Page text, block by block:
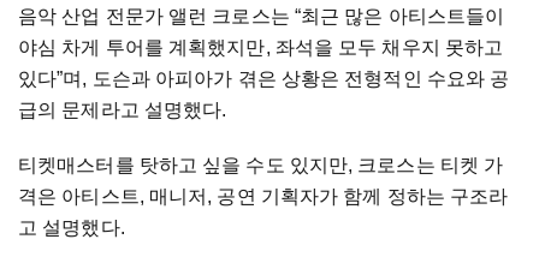
음악 산업 전문가 앨런 크로스는 “최근 많은 아티스트들이
야심 차게 투어를 계획했지만, 좌석을 모두 채우지 못하고
있다”며, 도슨과 아피아가 겪은 상황은 전형적인 수요와 공
급의 문제라고 설명했다.
티켓매스터를 탓하고 싶을 수도 있지만, 크로스는 티켓 가
격은 아티스트, 매니저, 공연 기획자가 함께 정하는 구조라
고 설명했다.